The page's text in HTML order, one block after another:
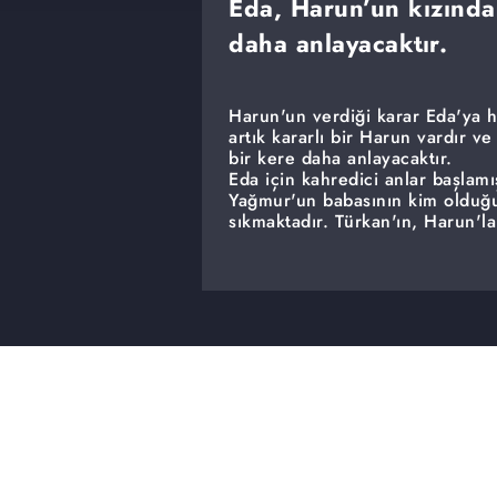
Eda, Harun’un
daha anlayacaktır.
Harun'un verdiği karar Eda'ya
artık kararlı bir Harun vardır
bir kere daha anlayacaktır.
Eda için kahredici anlar
Yağmur'un babasının kim
sıkmaktadır. Türkan'ın,
aklını iyice karıştıracaktır.
yer vardır..Batu.. Bu arada
Feyyaz, bu konuda Melda'ya